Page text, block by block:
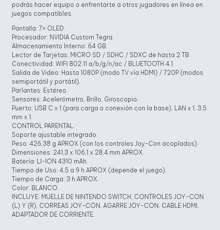
podrás hacer equipo o enfrentarte a otros jugadores en línea en
juegos compatibles.
Pantalla: 7» OLED.
Procesador: NVIDIA Custom Tegra.
Almacenamiento Interno: 64 GB.
Lector de Tarjetas: MICRO SD / SDHC / SDXC de hasta 2 TB.
Conectividad: WIFI 802.11 a/b/g/n/ac / BLUETOOTH 4.1.
Salida de Video: Hasta 1080P (modo TV vía HDMI) / 720P (modos
semiportátil y portátil).
Parlantes: Estéreo.
Sensores: Acelerómetro, Brillo, Giroscopio.
Puerto: USB C x 1 (para carga o conexión con la base), LAN x 1, 3,5
mm x 1.
CONTROL PARENTAL.
Soporte ajustable integrado.
Peso: 426,38 g APROX (con los controles Joy-Con acoplados).
Dimensiones: 241,3 x 106,1 x 28,4 mm APROX.
Batería: LI-ION 4310 mAh.
Tiempo de Uso: 4,5 a 9 h APROX (depende el juego).
Tiempo de Carga: 3 h APROX.
Color: BLANCO.
INCLUYE: MUELLE DE NINTENDO SWITCH, CONTROLES JOY-CON
(L) Y (R), CORREAS JOY-CON, AGARRE JOY-CON, CABLE HDMI,
ADAPTADOR DE CORRIENTE.